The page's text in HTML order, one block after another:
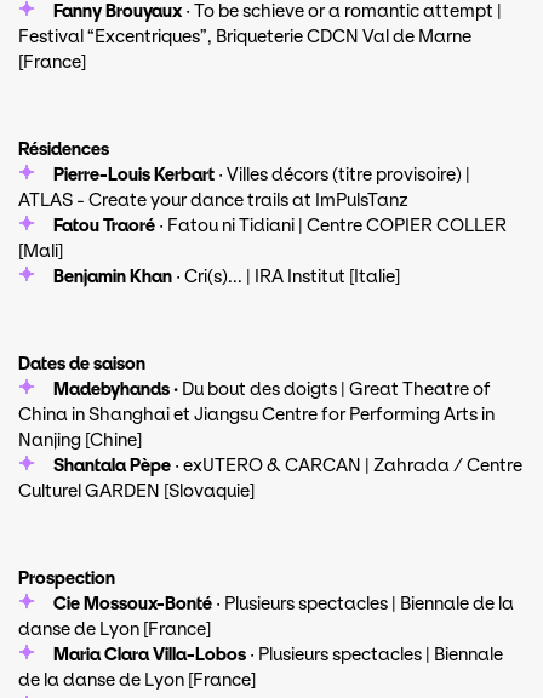
Fanny Brouyaux· To be schieve or a romantic attempt |
Festival “Excentriques”, Briqueterie CDCN Val de Marne
[France]
Résidences
Pierre-Louis Kerbart · Villes décors (titre provisoire) |
ATLAS - Create your dance trails at ImPulsTanz
Fatou Traoré · Fatou ni Tidiani | Centre COPIER COLLER
[Mali]
Benjamin Khan · Cri(s)... | IRA Institut [Italie]
Dates de saison
Madebyhands · Du bout des doigts | Great Theatre of
China in Shanghai et Jiangsu Centre for Performing Arts in
Nanjing [Chine]
Shantala Pèpe · exUTERO & CARCAN | Zahrada / Centre
Culturel GARDEN [Slovaquie]
Prospection
Cie Mossoux-Bonté · Plusieurs spectacles | Biennale de la
danse de Lyon [France]
Maria Clara Villa-Lobos · Plusieurs spectacles | Biennale
de la danse de Lyon [France]